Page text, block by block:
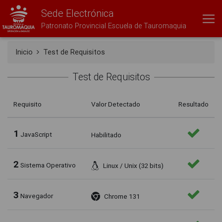
Sede Electrónica
Patronato Provincial Escuela de Tauromaquia
Inicio Test de Requisitos
Test de Requisitos
Requisito Valor Detectado Resultado
1 JavaScript Habilitado
2 Sistema Operativo Linux / Unix (32 bits)
3 Navegador Chrome 131